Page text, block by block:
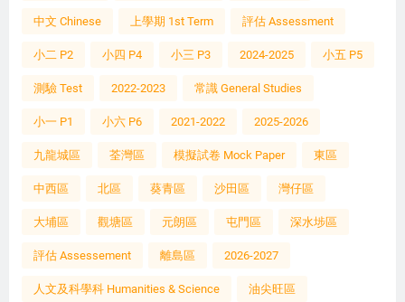
中文 Chinese 上學期 1st Term 評估 Assessment
小二 P2 小四 P4 小三 P3 2024-2025 小五 P5
測驗 Test 2022-2023 常識 General Studies
小一 P1 小六 P6 2021-2022 2025-2026
九龍城區 荃灣區 模擬試卷 Mock Paper 東區
中西區 北區 葵青區 沙田區 灣仔區
大埔區 觀塘區 元朗區 屯門區 深水埗區
評估 Assessement 離島區 2026-2027
人文及科學科 Humanities & Science 油尖旺區